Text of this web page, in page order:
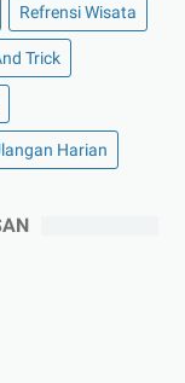
Refrensi Wisata
Trick
Harian